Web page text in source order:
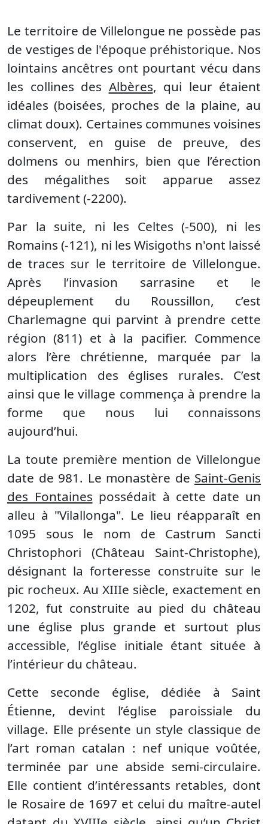
Le territoire de Villelongue ne possède pas
de vestiges de l'époque préhistorique. Nos
lointains ancêtres ont pourtant vécu dans
les collines des Albères, qui leur étaient
idéales (boisées, proches de la plaine, au
climat doux). Certaines communes voisines
conservent, en guise de preuve, des
dolmens ou menhirs, bien que l’érection
des mégalithes soit apparue assez
tardivement (-2200).
Par la suite, ni les Celtes (-500), ni les
Romains (-121), ni les Wisigoths n'ont laissé
de traces sur le territoire de Villelongue.
Après l’invasion sarrasine et le
dépeuplement du Roussillon, c’est
Charlemagne qui parvint à prendre cette
région (811) et à la pacifier. Commence
alors l’ère chrétienne, marquée par la
multiplication des églises rurales. C’est
ainsi que le village commença à prendre la
forme que nous lui connaissons
aujourd’hui.
La toute première mention de Villelongue
date de 981. Le monastère de Saint-Genis
des Fontaines possédait à cette date un
alleu à "Vilallonga". Le lieu réapparaît en
1095 sous le nom de Castrum Sancti
Christophori (Château Saint-Christophe),
désignant la forteresse construite sur le
pic rocheux. Au XIIIe siècle, exactement en
1202, fut construite au pied du château
une église plus grande et surtout plus
accessible, l’église initiale étant située à
l’intérieur du château.
Cette seconde église, dédiée à Saint
Étienne, devint l’église paroissiale du
village. Elle présente un style classique de
l’art roman catalan : nef unique voûtée,
terminée par une abside semi-circulaire.
Elle contient d’intéressants retables, dont
le Rosaire de 1697 et celui du maître-autel